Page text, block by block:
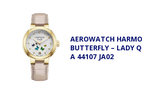
AEROWATCH
BUTTERFLY – LADY
A 44107 JA02